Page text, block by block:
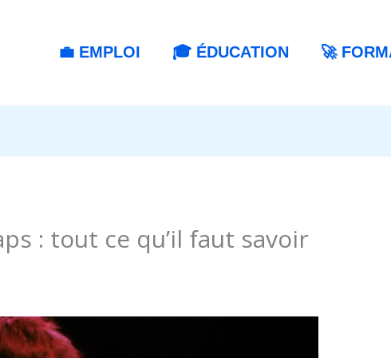
💼 EMPLOI 🎓 ÉDUCATION 🚀
: tout ce qu’il faut savoir